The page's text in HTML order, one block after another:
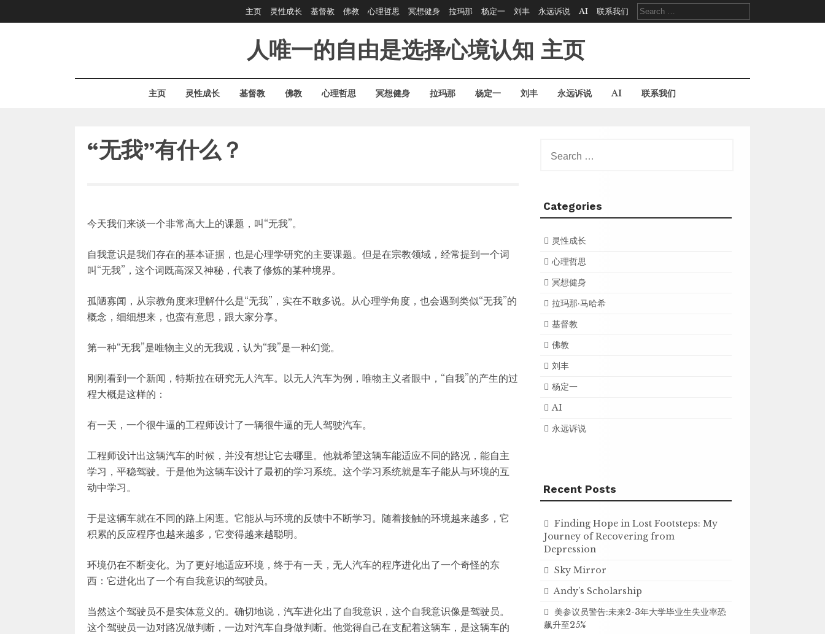
to
主页 灵性成长 基督教 佛教 心理哲思 冥想健身 拉玛那 杨定一 刘丰 永远诉说 AI 联系我们
Search
for:
人唯一的自由是选择心境认知 主页
主页 灵性成长 基督教 佛教 心理哲思 冥想健身 拉玛那 杨定一 刘丰 永远诉说 AI 联系我们
“无我”有什么？
今天我们来谈一个非常高大上的课题，叫“无我”。
自我意识是我们存在的基本证据，也是心理学研究的主要课题。但是在宗教领域，经常提到一个词
叫“无我”，这个词既高深又神秘，代表了修炼的某种境界。
孤陋寡闻，从宗教角度来理解什么是“无我”，实在不敢多说。从心理学角度，也会遇到类似“无我”的
概念，细细想来，也蛮有意思，跟大家分享。
第一种“无我”是唯物主义的无我观，认为“我”是一种幻觉。
刚刚看到一个新闻，特斯拉在研究无人汽车。以无人汽车为例，唯物主义者眼中，“自我”的产生的过
程大概是这样的：
有一天，一个很牛逼的工程师设计了一辆很牛逼的无人驾驶汽车。
工程师设计出这辆汽车的时候，并没有想让它去哪里。他就希望这辆车能适应不同的路况，能自主
学习，平稳驾驶。于是他为这辆车设计了最初的学习系统。这个学习系统就是车子能从与环境的互
动中学习。
于是这辆车就在不同的路上闲逛。它能从与环境的反馈中不断学习。随着接触的环境越来越多，它
积累的反应程序也越来越多，它变得越来越聪明。
环境仍在不断变化。为了更好地适应环境，终于有一天，无人汽车的程序进化出了一个奇怪的东
西：它进化出了一个有自我意识的驾驶员。
当然这个驾驶员不是实体意义的。确切地说，汽车进化出了自我意识，这个自我意识像是驾驶员。
这个驾驶员一边对路况做判断，一边对汽车自身做判断。他觉得自己在支配着这辆车，是这辆车的
for:
Categories
灵性成长
心理哲思
冥想健身
拉玛那·马哈希
基督教
佛教
刘丰
杨定一
AI
永远诉说
Recent Posts
Finding Hope in Lost Footsteps: My
Journey of Recovering from
Depression
Sky Mirror
Andy’s Scholarship
美参议员警告:未来2-3年大学毕业生失业率恐
飙升至25%